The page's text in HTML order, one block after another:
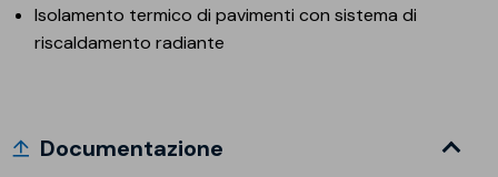
Isolamento termico di pavimenti con sistema di
riscaldamento radiante
Documentazione